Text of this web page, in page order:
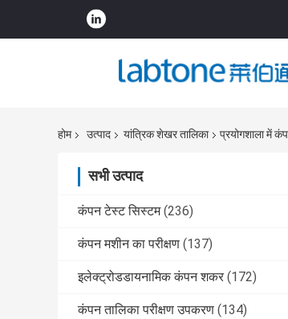
होम उत्पाद यांत्रिक शेखर तालिका प्रयोगशाला में
सभी उत्पाद
कंपन टेस्ट सिस्टम (236)
कंपन मशीन का परीक्षण (137)
इलेक्ट्रोडडायनामिक कंपन शकर (172)
कंपन तालिका परीक्षण उपकरण (134)